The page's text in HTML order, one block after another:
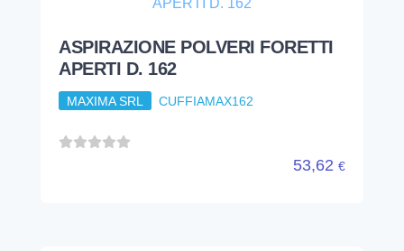
ASPIRAZIONE POLVERI FORETTI
APERTI D. 162
MAXIMA SRL CUFFIAMAX162
53,62 €